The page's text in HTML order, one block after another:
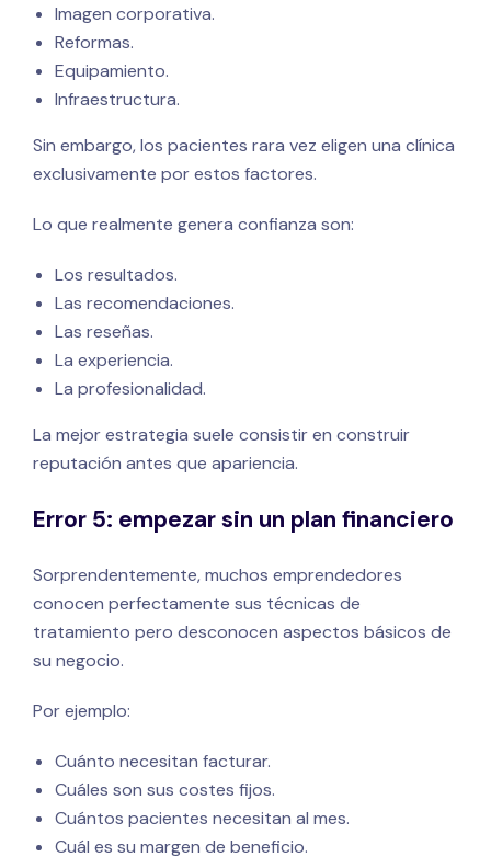
Imagen corporativa.
Reformas.
Equipamiento.
Infraestructura.
Sin embargo, los pacientes rara vez eligen una clínica
exclusivamente por estos factores.
Lo que realmente genera confianza son:
Los resultados.
Las recomendaciones.
Las reseñas.
La experiencia.
La profesionalidad.
La mejor estrategia suele consistir en construir
reputación antes que apariencia.
Error 5: empezar sin un plan financiero
Sorprendentemente, muchos emprendedores
conocen perfectamente sus técnicas de
tratamiento pero desconocen aspectos básicos de
su negocio.
Por ejemplo:
Cuánto necesitan facturar.
Cuáles son sus costes fijos.
Cuántos pacientes necesitan al mes.
Cuál es su margen de beneficio.